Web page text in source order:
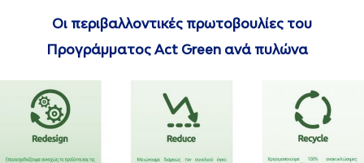
Οι περιβαλλοντικές πρωτοβουλίες του
Προγράμματος Act Green ανά πυλώνα